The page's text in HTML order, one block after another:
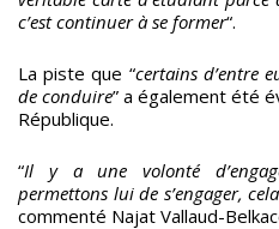
c’est continuer à se former“.
La piste que “certains d’entre
de conduire” a également été
République.
“Il y a une volonté
permettons lui de s’engager,
commenté Najat Vallaud-